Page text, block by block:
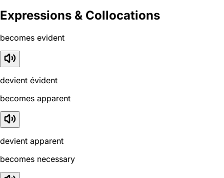
Expressions & Collocations
becomes evident
devient évident
becomes apparent
devient apparent
becomes necessary